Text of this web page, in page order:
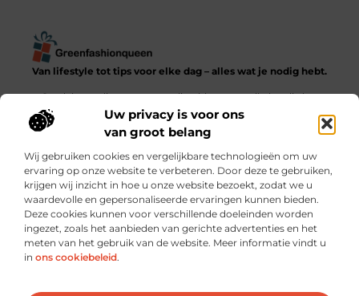
Uw privacy is voor ons
van groot belang
Wij gebruiken cookies en vergelijkbare technologieën om uw
ervaring op onze website te verbeteren. Door deze te gebruiken,
krijgen wij inzicht in hoe u onze website bezoekt, zodat we u
waardevolle en gepersonaliseerde ervaringen kunnen bieden.
Deze cookies kunnen voor verschillende doeleinden worden
ingezet, zoals het aanbieden van gerichte advertenties en het
meten van het gebruik van de website. Meer informatie vindt u
in ons cookiebeleid.
Van lifestyle tot tips voor elke dag – alles wat je nodig hebt.
Ontdek een diverse verzameling blogs en artikelen die het
dagelijks leven in al zijn facetten verkennen, van praktische
adviezen tot inspirerende verhalen.
Bericht categorie
Onze informatie